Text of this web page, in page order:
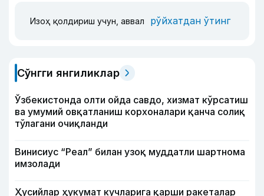
Изоҳ қолдириш учун, аввал рўйхатдан ўтинг
Сўнгги янгиликлар
Ўзбекистонда олти ойда савдо, хизмат кўрсатиш
ва умумий овқатланиш корхоналари қанча солиқ
тўлагани очиқланди
Винисиус “Реал” билан узоқ муддатли шартнома
имзолади
Ҳусийлар ҳукумат кучларига қарши ракеталар